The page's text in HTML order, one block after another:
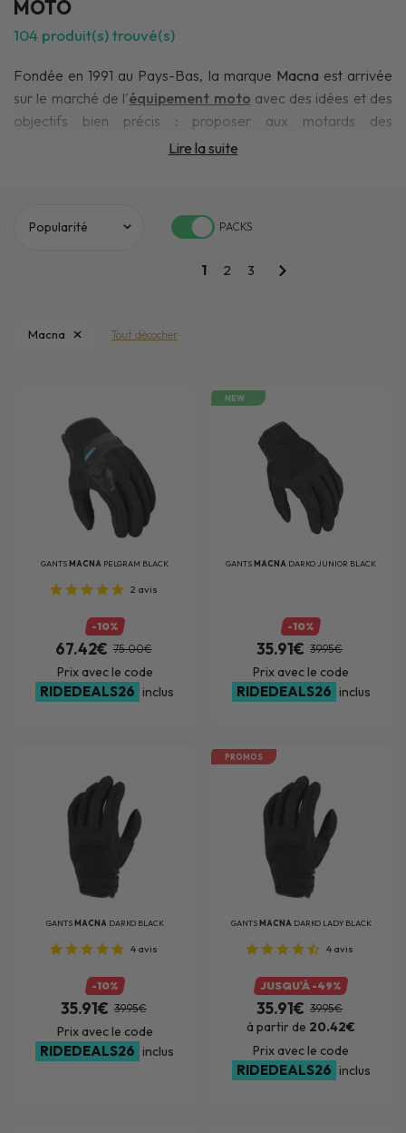
MOTO
104 produit(s) trouvé(s)
Fondée en 1991 au Pays-Bas, la marque Macnaest arrivée
sur le marché de l'équipement moto avec des idées et des
objectifs bien précis : proposer aux motards des
équipements solides, confortables, et stylés. Leur plus gros
réussi pour les fondateurs deMacna
tarifs proposés pour les vestes touring
pour tous les styles et tous les
Lire la suite
PACKS
1 2 3
Macna Tout décocher
GANTSMACNA PELGRAM BLACK
2 avis
-10%
67.42€ 75.00€
Prix avec le code
RIDEDEALS26 inclus
NEW
GANTSMACNA DARKO JUNIOR BLACK
-10%
35.91€ 39.95€
Prix avec le code
RIDEDEALS26 inclus
GANTSMACNA DARKO BLACK
4avis
-10%
35.91€ 39.95€
Prix avec le code
RIDEDEALS26 inclus
PROMOS
GANTSMACNA DARKO LADY BLACK
4 avis
JUSQU'À -49%
35.91€ 39.95€
à partir de 20.42€
Prix avec le code
RIDEDEALS26 inclus